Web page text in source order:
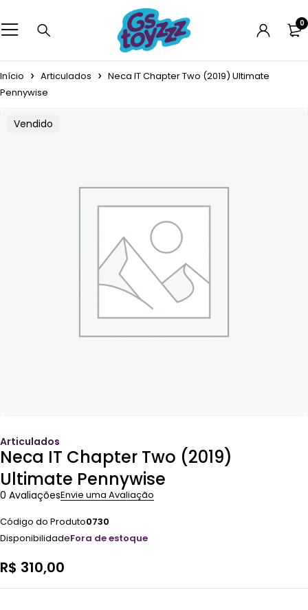
0
Início Articulados
Neca IT Chapter Two (2019) Ultimate
Pennywise
Vendido
Articulados
Neca IT Chapter Two (2019)
Ultimate Pennywise
0 AvaliaçõesEnvie uma Avaliação
Código do Produto0730
DisponibilidadeFora de estoque
R$ 310,00